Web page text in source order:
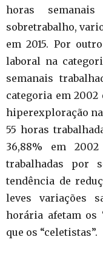
horas
sobretrabalho,
em 2015. Por
laboral na
semanais
categoria em 2002
hiperexploração
55 horas
36,88% em
trabalhadas por
tendência de
leves variações
horária afetam os
que os “celetistas”.